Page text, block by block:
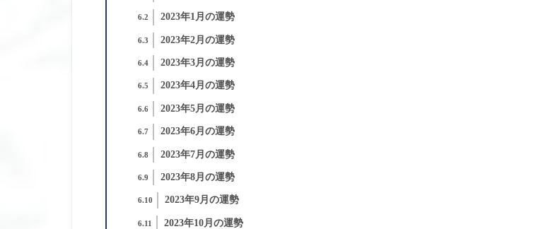
6.2 2023年1月の運勢
6.3 2023年2月の運勢
6.4 2023年3月の運勢
6.5 2023年4月の運勢
6.6 2023年5月の運勢
6.7 2023年6月の運勢
6.8 2023年7月の運勢
6.9 2023年8月の運勢
6.10 2023年9月の運勢
6.11 2023年10月の運勢